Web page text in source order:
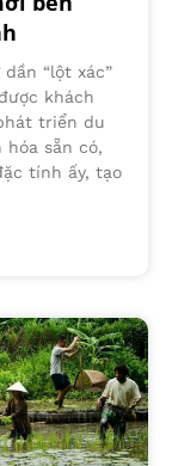
dần “lột xác”
khách
triển du
hóa sẵn có,
tính ấy, tạo